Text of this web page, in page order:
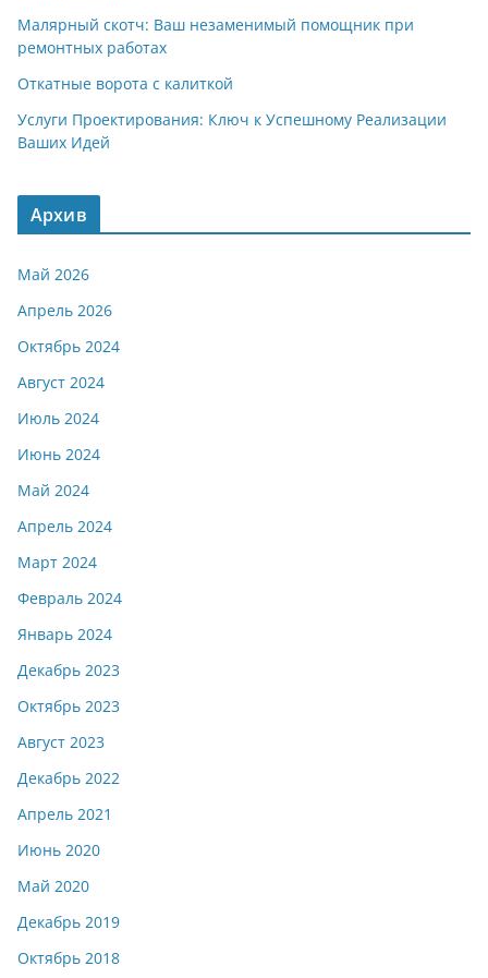
Малярный скотч: Ваш незаменимый помощник при
ремонтных работах
Откатные ворота с калиткой
Услуги Проектирования: Ключ к Успешному Реализации
Ваших Идей
Архив
Май 2026
Апрель 2026
Октябрь 2024
Август 2024
Июль 2024
Июнь 2024
Май 2024
Апрель 2024
Март 2024
Февраль 2024
Январь 2024
Декабрь 2023
Октябрь 2023
Август 2023
Декабрь 2022
Апрель 2021
Июнь 2020
Май 2020
Декабрь 2019
Октябрь 2018